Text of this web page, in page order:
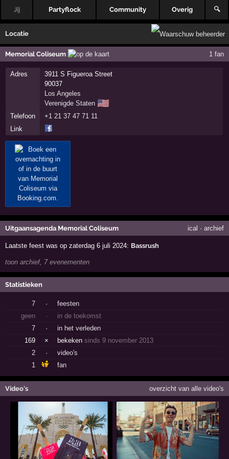
Jij Partyflock Community Overig 🔍
Locatie
Memorial Coliseum 1 fan
Adres
3911 S Figueroa Street
90037
Los Angeles
Verenigde Staten 🇺🇸
Telefoon
+1 21 37 47 71 11
Link
Uitgaansagenda Memorial Coliseum ical · archief
Laatste feest was op zaterdag 6 juli 2024: Bassrush
toon archief, 7 evenementen
Statistieken
7 ·
feesten
geen
·
in de toekomst
7
·
in het verleden
169
× bekekensinds 9 november 2013
2
·
video's
1
fan
Video's overzicht van alle video's